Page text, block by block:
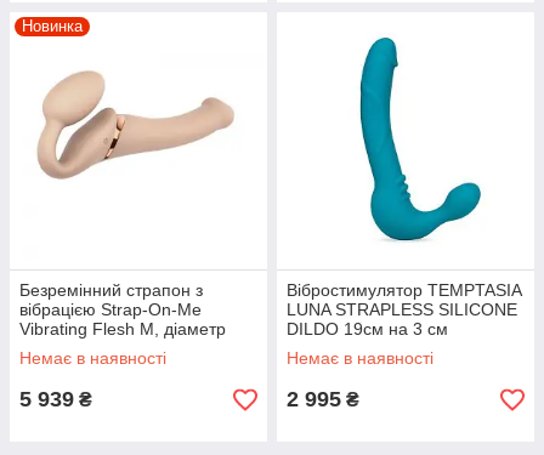
Новинка
Безремінний страпон з
вібрацією Strap-On-Me
Vibrating Flesh M, діаметр
3,3см, пульт ДК,
регульований
Немає в наявності
5 939 ₴
Вібростимулятор TEMPTASIA
LUNA STRAPLESS SILICONE
DILDO 19см на 3 см
Немає в наявності
2 995 ₴